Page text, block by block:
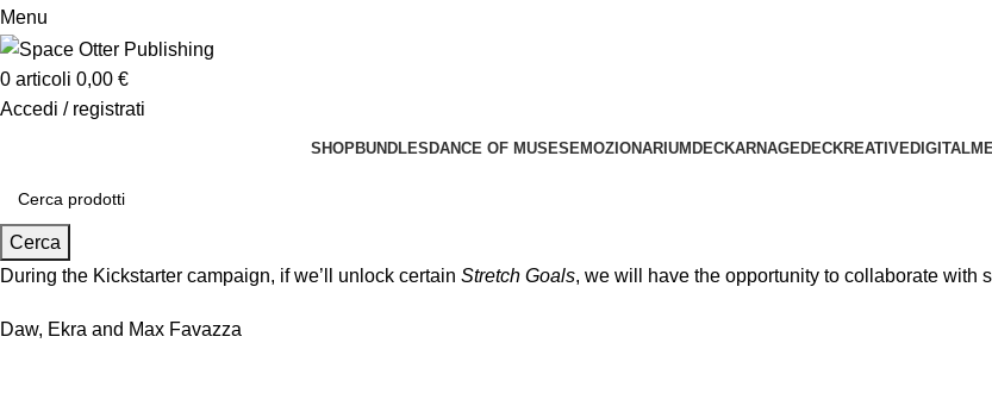
Menu
0 articoli 0,00 €
Accedi / registrati
SHOPBUNDLES DANCE OF MUSES EMOZIONARIUM DECKARNAGEDECKREATIVEDIGITAL
Cerca
During the Kickstarter campaign, if we’ll unlock certain Stretch Goals, we will have the opportunity to collaborate with
Daw, Ekra and Max Favazza